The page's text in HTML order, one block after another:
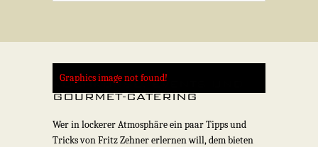
Graphics image not found!
KOCHKURSE, EVENTS UND
GOURMET-CATERING
Wer in lockerer Atmosphäre ein paar Tipps und
Tricks von Fritz Zehner erlernen will, dem bieten